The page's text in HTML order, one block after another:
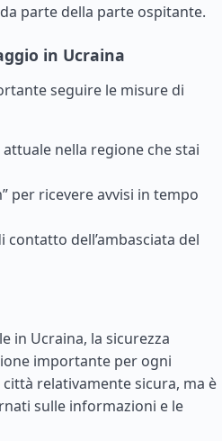
parte della parte ospitante.
in Ucraina
seguire le misure di
nella regione che stai
per ricevere avvisi in tempo
dell’ambasciata del
in Ucraina, la sicurezza
importante per ogni
relativamente sicura, ma è
sulle informazioni e le